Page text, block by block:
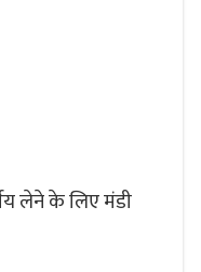
लेने के लिए मंडी